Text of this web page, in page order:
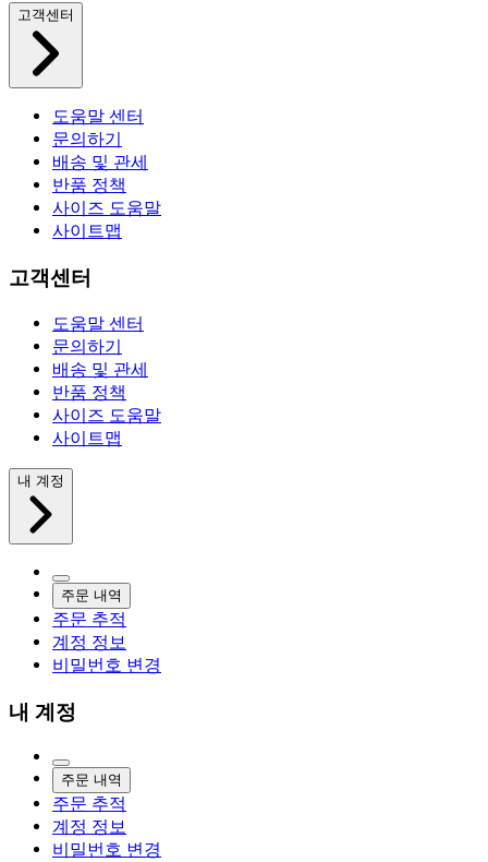
고객센터
도움말 센터
문의하기
배송 및 관세
반품 정책
사이즈 도움말
사이트맵
고객센터
도움말 센터
문의하기
배송 및 관세
반품 정책
사이즈 도움말
사이트맵
내 계정
주문 내역
주문 추적
계정 정보
비밀번호 변경
내 계정
주문 내역
주문 추적
계정 정보
비밀번호 변경